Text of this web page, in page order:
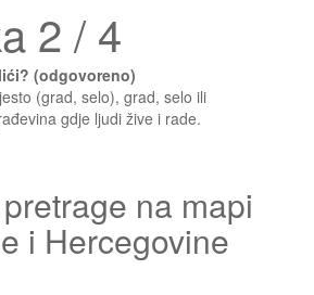
2 / 4
(odgovoreno)
(grad, selo), grad, selo ili
gdje ljudi žive i rade.
na mapi
i Hercegovine